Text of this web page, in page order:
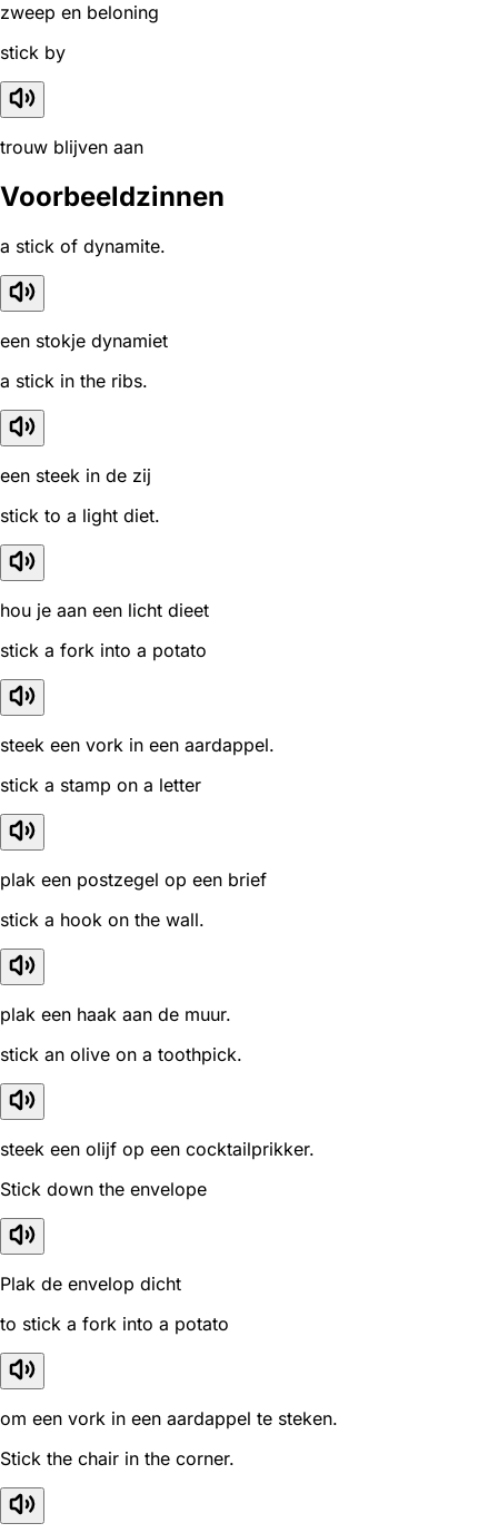
zweep en beloning
stick by
trouw blijven aan
Voorbeeldzinnen
a stick of dynamite.
een stokje dynamiet
a stick in the ribs.
een steek in de zij
stick to a light diet.
hou je aan een licht dieet
stick a fork into a potato
steek een vork in een aardappel.
stick a stamp on a letter
plak een postzegel op een brief
stick a hook on the wall.
plak een haak aan de muur.
stick an olive on a toothpick.
steek een olijf op een cocktailprikker.
Stick down the envelope
Plak de envelop dicht
to stick a fork into a potato
om een vork in een aardappel te steken.
Stick the chair in the corner.